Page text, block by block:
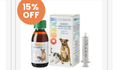
15%
OFF